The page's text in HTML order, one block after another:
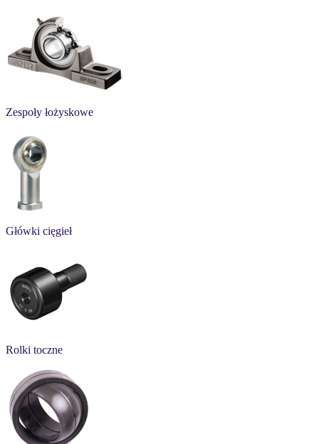
Zespoły łożyskowe
Główki cięgieł
Rolki toczne